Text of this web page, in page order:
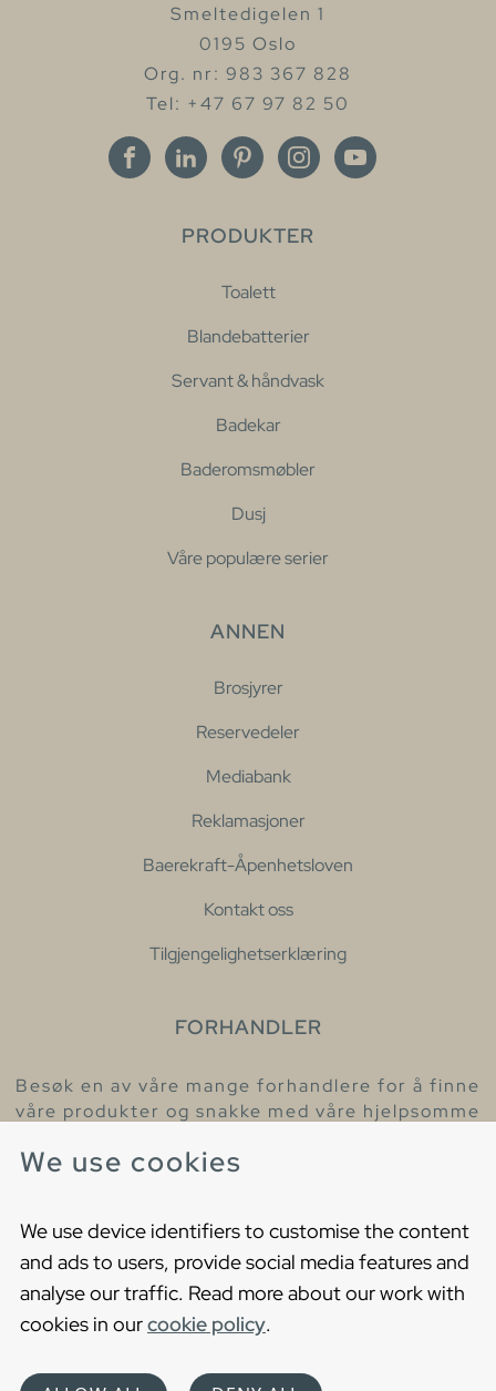
We use cookies
We use device identifiers to customise the content
and ads to users, provide social media features and
analyse our traffic. Read more about our work with
cookies in ourcookie policy.
Smeltedigelen 1
0195 Oslo
Org. nr: 983 367 828
Tel: +47 67 97 82 50
PRODUKTER
Toalett
Blandebatterier
Servant & håndvask
Badekar
Baderomsmøbler
Dusj
Våre populære serier
ANNEN
Brosjyrer
Reservedeler
Mediabank
Reklamasjoner
Baerekraft-Åpenhetsloven
Kontakt oss
Tilgjengelighetserklæring
FORHANDLER
Besøk en av våre mange forhandlere for å finne
våre produkter og snakke med våre hjelpsomme